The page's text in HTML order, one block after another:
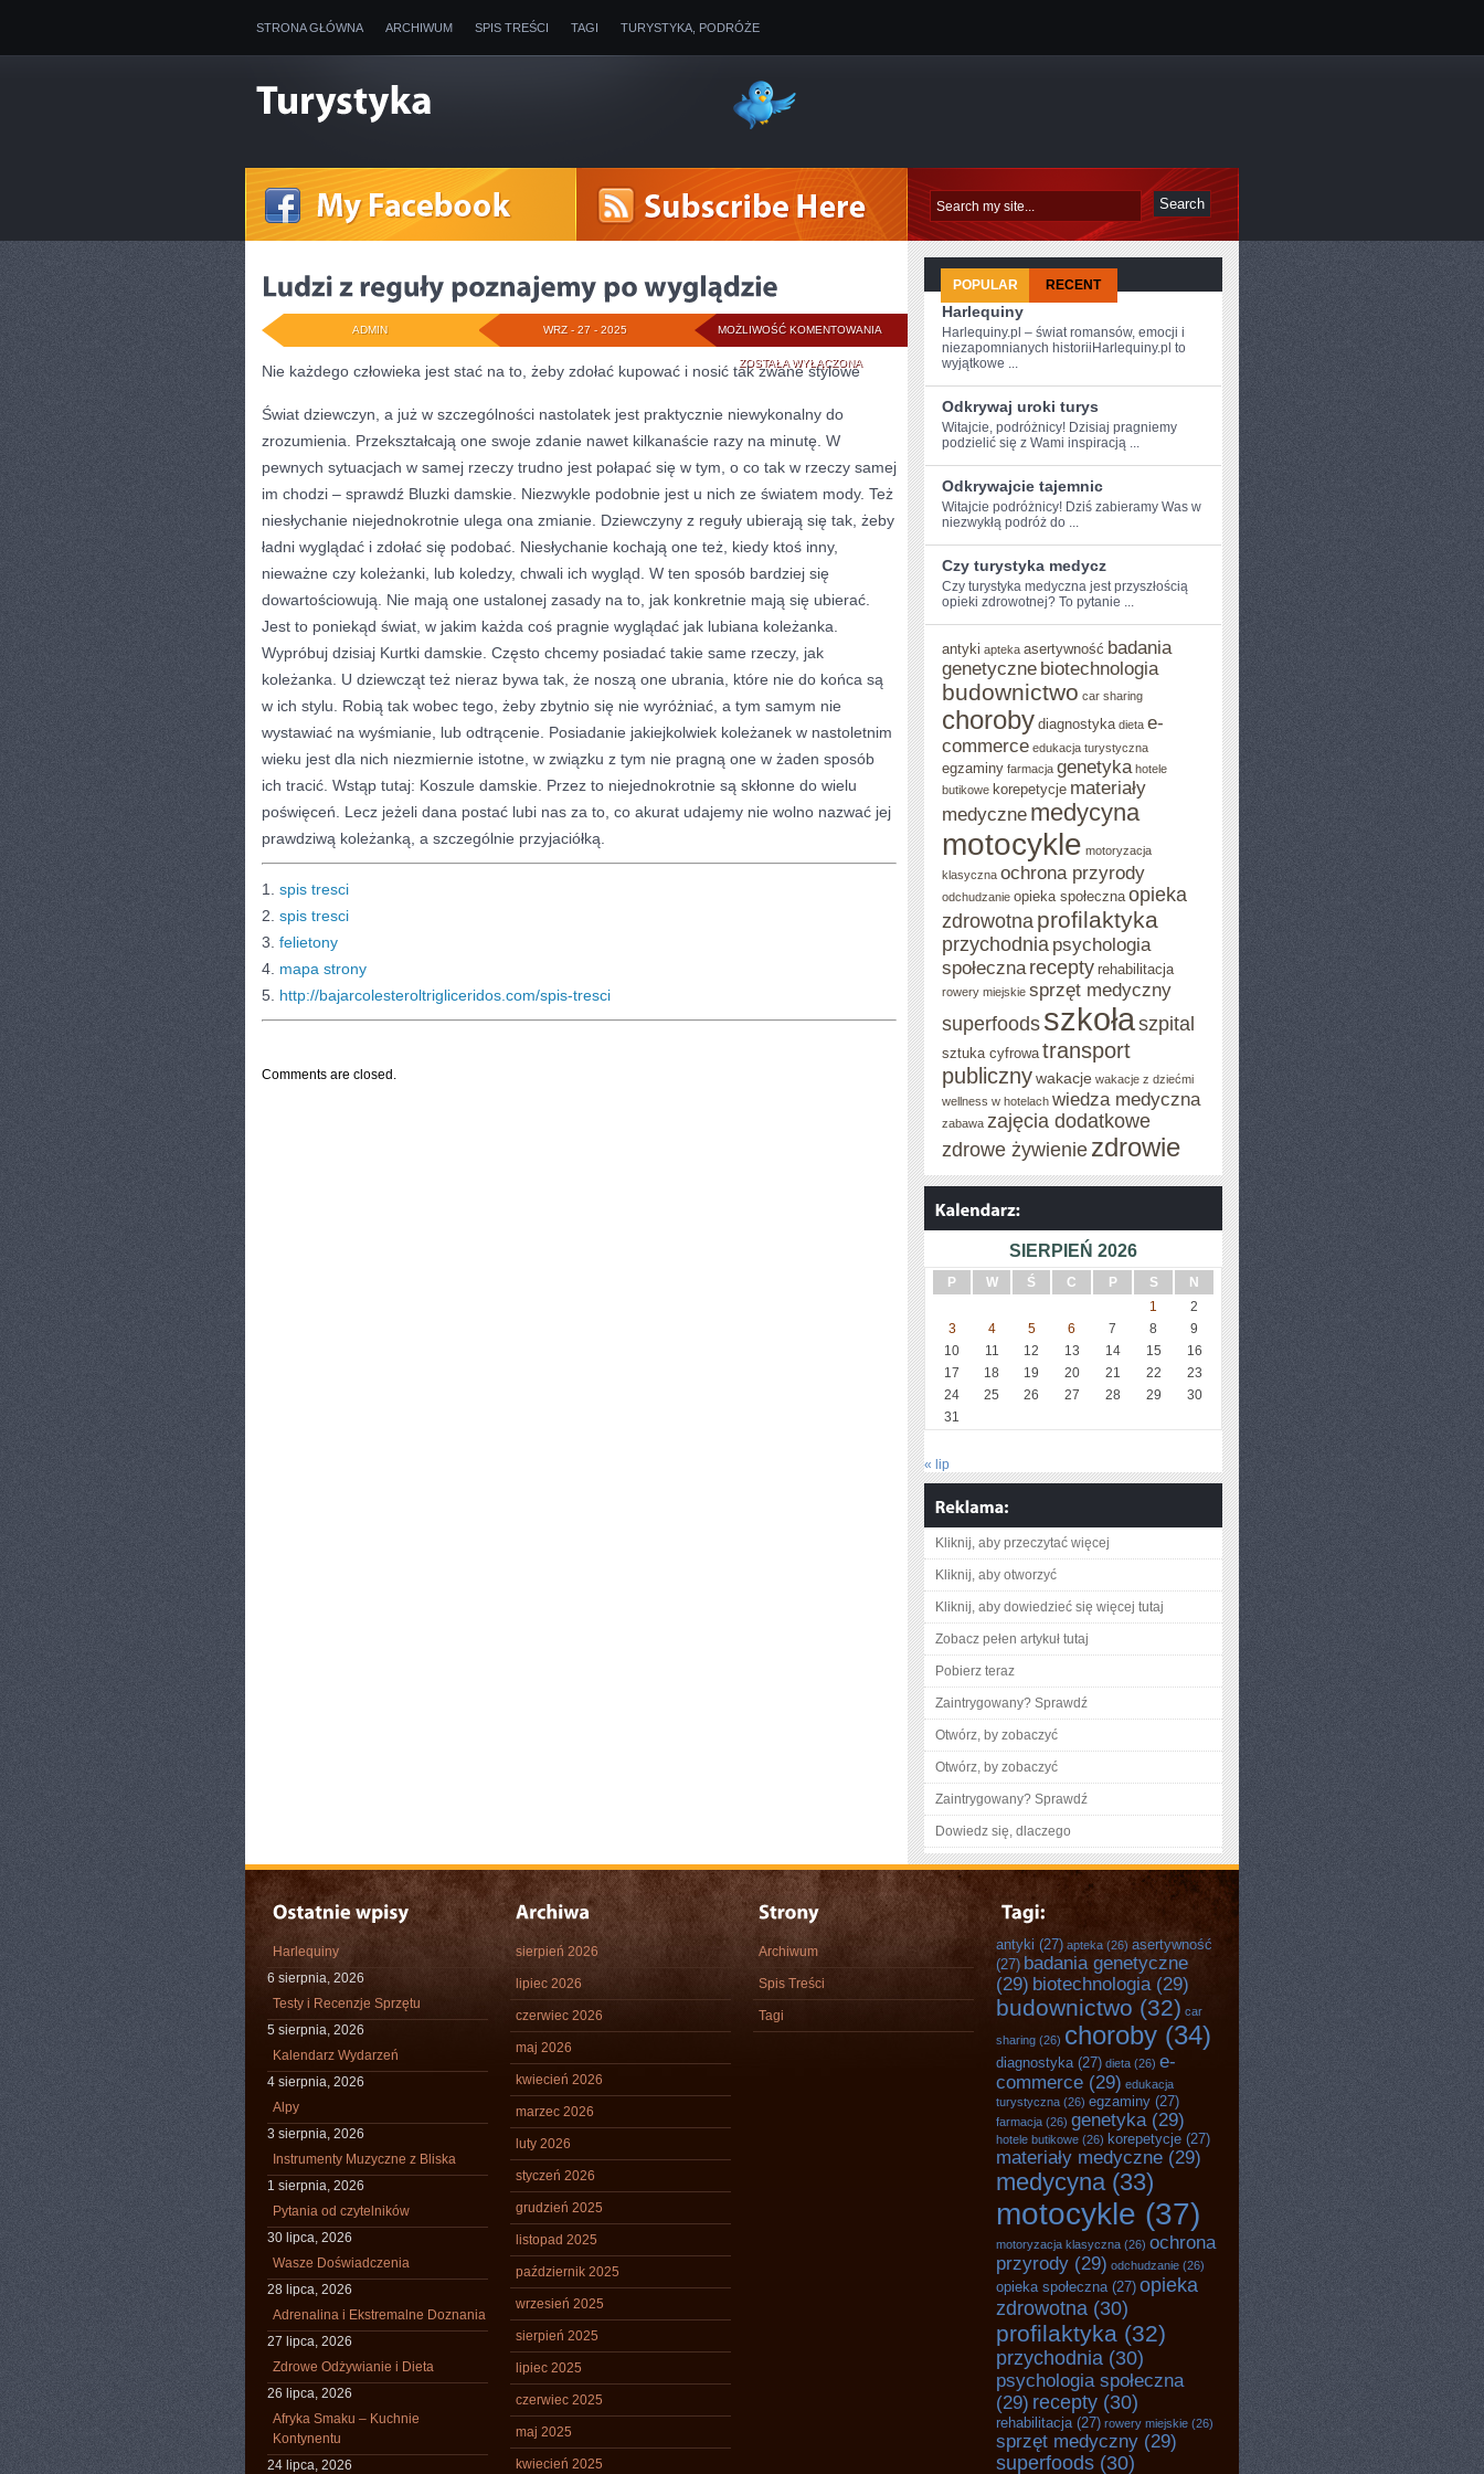
STRONA GŁÓWNA ARCHIWUM SPIS TREŚCI TAGI TURYSTYKA, PODRÓŻE
MOŻLIWOŚĆ KOMENTOWANIA LUDZI
REGUŁY
POZNAJEMY
PO
WYGLĄDZIE
ZOSTAŁA WYŁĄCZONA
WRZ - 27 - 2025
ADMIN
Nie każdego człowieka jest stać na to, żeby zdołać kupować i nosić tak zwane stylowe
Świat dziewczyn, a już w szczególności nastolatek jest praktycznie niewykonalny do
zrozumienia. Przekształcają one swoje zdanie nawet kilkanaście razy na minutę. W
pewnych sytuacjach w samej rzeczy trudno jest połapać się w tym, o co tak w rzeczy samej
im chodzi – sprawdź Bluzki damskie. Niezwykle podobnie jest u nich ze światem mody. Też
niesłychanie niejednokrotnie ulega ona zmianie. Dziewczyny z reguły ubierają się tak, żeby
ładni wyglądać i zdołać się podobać. Niesłychanie kochają one też, kiedy ktoś inny,
nieważne czy koleżanki, lub koledzy, chwali ich wygląd. W ten sposób bardziej się
dowartościowują. Nie mają one ustalonej zasady na to, jak konkretnie mają się ubierać.
Jest to poniekąd świat, w jakim każda coś pragnie wyglądać jak lubiana koleżanka.
Wypróbuj dzisiaj Kurtki damskie. Często chcemy posiadać takie same rzeczy, jak
koleżanka. U dziewcząt też nieraz bywa tak, że noszą one ubrania, które nie do końca są
w ich stylu. Robią tak wobec tego, żeby zbytnio się nie wyróżniać, a tym samym nie
wystawiać na wyśmianie, lub odtrącenie. Posiadanie jakiejkolwiek koleżanek w nastoletnim
wieku jest dla nich niezmiernie istotne, w związku z tym nie pragną one w żaden sposób
ich tracić. Wstąp tutaj: Koszule damskie. Przez to niejednokrotnie są skłonne do wielu
poświęceń. Lecz jeżeli dana postać lubi nas za to, co akurat udajemy nie wolno nazwać jej
prawdziwą koleżanką, a szczególnie przyjaciółką.
1. spis tresci
2. spis tresci
3. felietony
4. mapa strony
5. http://bajarcolesteroltrigliceridos.com/spis-tresci
Comments are closed.
POPULAR RECENT
Harlequiny
Harlequiny.pl – świat romansów, emocji i
niezapomnianych historiiHarlequiny.pl to
wyjątkowe ...
Odkrywaj uroki turys
Witajcie, ⁣podróżnicy! Dzisiaj pragniemy
podzielić się z Wami inspiracją⁢ ...
Odkrywajcie tajemnic
Witajcie podróżnicy!⁢ Dziś ⁤zabieramy ⁢Was‍ w
niezwykłą podróż do ...
Czy turystyka medycz
Czy turystyka medyczna jest przyszłością
opieki zdrowotnej?⁣ To pytanie ...
antyki apteka asertywność badania
genetyczne biotechnologia
budownictwo car sharing
choroby diagnostyka dieta e-
commerce edukacja turystyczna
egzaminy farmacja genetyka hotele
butikowe korepetycje materiały
medyczne medycyna
motocykle motoryzacja
klasyczna ochrona przyrody
odchudzanie opieka społeczna opieka
zdrowotna profilaktyka
przychodnia psychologia
społeczna recepty rehabilitacja
rowery miejskie sprzęt medyczny
superfoods szkołaszpital
sztuka cyfrowa transport
publicznywakacje wakacje z dziećmi
wellness w hotelach wiedza medyczna
zabawa zajęcia dodatkowe
zdrowe żywienie zdrowie
SIERPIEŃ 2026
P W Ś C P S
N
1
2
3
4 5 6 7 8
9
10
11 12 13 14 15
16
17
18 19 20 21 22
23
24
25 26 27 28 29
30
31
« lip
Kliknij, aby przeczytać więcej
Kliknij, aby otworzyć
Kliknij, aby dowiedzieć się więcej tutaj
Zobacz pełen artykuł tutaj
Pobierz teraz
Zaintrygowany? Sprawdź
Otwórz, by zobaczyć
Otwórz, by zobaczyć
Zaintrygowany? Sprawdź
Dowiedz się, dlaczego
Harlequiny
6 sierpnia, 2026
Testy i Recenzje Sprzętu
5 sierpnia, 2026
Kalendarz Wydarzeń
4 sierpnia, 2026
Alpy
3 sierpnia, 2026
Instrumenty Muzyczne z Bliska
1 sierpnia, 2026
Pytania od czytelników
30 lipca, 2026
Wasze Doświadczenia
28 lipca, 2026
Adrenalina i Ekstremalne Doznania
27 lipca, 2026
Zdrowe Odżywianie i Dieta
26 lipca, 2026
Afryka Smaku – Kuchnie
Kontynentu
24 lipca, 2026
sierpień 2026
lipiec 2026
czerwiec 2026
maj 2026
kwiecień 2026
marzec 2026
luty 2026
styczeń 2026
grudzień 2025
listopad 2025
październik 2025
wrzesień 2025
sierpień 2025
lipiec 2025
czerwiec 2025
maj 2025
kwiecień 2025
Archiwum
Spis Treści
Tagi
antyki (27) apteka (26) asertywność
(27) badania genetyczne
(29) biotechnologia (29)
budownictwo (32) car
sharing (26) choroby (34)
diagnostyka(27) dieta (26) e-
commerce (29) edukacja
turystyczna (26) egzaminy (27)
farmacja (26) genetyka (29)
hotele butikowe (26) korepetycje (27)
materiały medyczne (29)
medycyna(33)
motocykle (37)
motoryzacja klasyczna (26) ochrona
przyrody (29) odchudzanie (26)
opieka społeczna(27) opieka
zdrowotna (30)
profilaktyka (32)
przychodnia (30)
psychologia społeczna
(29) recepty (30)
rehabilitacja(27) rowery miejskie (26)
sprzęt medyczny (29)
superfoods (30)